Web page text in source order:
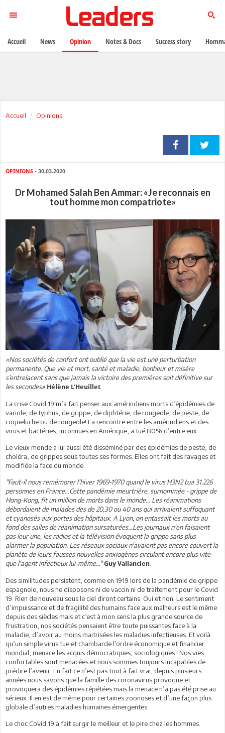
Accueil Opinions
OPINIONS - 30.03.2020
Dr Mohamed Salah Ben Ammar: «Je reconnais en
tout homme mon compatriote»
«Nos sociétés de confort ont oublié que la vie est une perturbation
permanente. Que vie et mort, santé et maladie, bonheur et misère
s’entrelacent sans que jamais la victoire des premières soit définitive sur
les secondes» Hélène L’Heuillet
La crise Covid 19 m’a fait penser aux amérindiens morts d’épidémies de
variole, de typhus, de grippe, de diphtérie, de rougeole, de peste, de
coqueluche ou de rougeole! La rencontre entre les amérindiens et des
virus et bactéries, inconnues en Amérique, a tué 80% d’entre eux.
Le vieux monde a lui aussi été disséminé par des épidémies de peste, de
choléra, de grippes sous toutes ses formes. Elles ont fait des ravages et
modifiée la face du monde.
"Faut-il nous remémorer l'hiver 1969-1970 quand le virus H3N2 tua 31.226
personnes en France…Cette pandémie meurtrière, surnommée - grippe de
Hong-Kong, fit un million de morts dans le monde… Les réanimations
débordaient de malades des de 20,30 ou 40 ans qui arrivaient suffoquant
et cyanosés aux portes des hôpitaux. A Lyon, on entassait les morts au
fond des salles de réanimation sursaturées…Les journaux n'en faisaient
pas leur une, les radios et la télévision évoquent la grippe sans plus
alarmer la population. Les réseaux sociaux n'avaient pas encore couvert la
planète de leurs fausses nouvelles anxiogènes circulant encore plus vite
que l'agent infectieux lui-même…" Guy Vallancien
Des similitudes persistent, comme en 1919 lors de la pandémie de grippe
espagnole, nous ne disposons ni de vaccin ni de traitement pour le Covid
19. Rien de nouveau sous le ciel diront certains. Oui et non. Le sentiment
d’impuissance et de fragilité des humains face aux malheurs est le même
depuis des siècles mais et c’est à mon sens la plus grande source de
frustration, nos sociétés pensaient être toute puissantes face à la
maladie, d’avoir au moins maitrisées les maladies infectieuses. Et voilà
qu’un simple virus tue et chambarde l’ordre économique et financier
mondial, menace les acquis démocratiques, sociologiques ! Nos vies
confortables sont menacées et nous sommes toujours incapables de
prédire l’avenir. En fait ce n’est pas tout à fait vrai, depuis plusieurs
années nous savons que la famille des coronavirus provoque et
provoquera des épidémies répétées mais la menace n’a pas été prise au
sérieux. Il en est de même pour certaines zoonoses et d’une façon plus
globale d’autres maladies humaines émergentes.
Le choc Covid 19 a fait surgir le meilleur et le pire chez les hommes.
Accueil News Opinion Notes & Docs Success story